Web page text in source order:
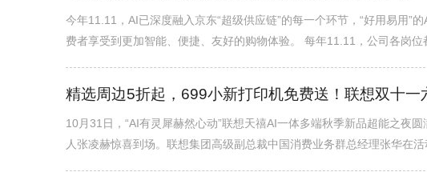
今年11.11，AI已深度融入京东“超级供应链”的每一个环节，“好用易用”
费者享受到更加智能、便捷、友好的购物体验。 每年11.11，公司各岗
精选周边5折起，699小新打印机免费送！联想双十一
10月31日，“AI有灵犀赫然心动”联想天禧AI一体多端秋季新品超能之夜
人张凌赫惊喜到场。联想集团高级副总裁中国消费业务群总经理张华在